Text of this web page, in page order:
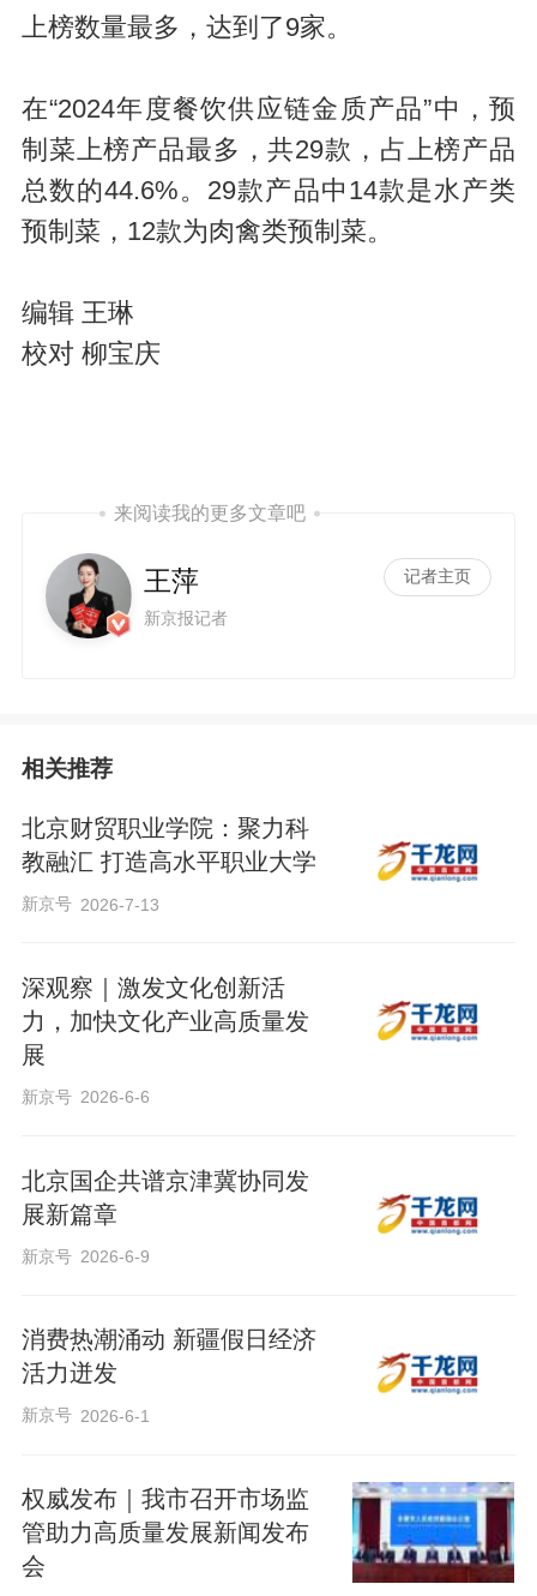
上榜数量最多，达到了9家。
在“2024年度餐饮供应链金质产品”中，预
制菜上榜产品最多，共29款，占上榜产品
总数的44.6%。29款产品中14款是水产类
预制菜，12款为肉禽类预制菜。
编辑 王琳
校对 柳宝庆
来阅读我的更多文章吧
王萍
新京报记者
记者主页
相关推荐
北京财贸职业学院：聚力科
教融汇 打造高水平职业大学
新京号 2026-7-13
深观察｜激发文化创新活
力，加快文化产业高质量发
展
新京号 2026-6-6
北京国企共谱京津冀协同发
展新篇章
新京号 2026-6-9
消费热潮涌动 新疆假日经济
活力迸发
新京号 2026-6-1
权威发布｜我市召开市场监
管助力高质量发展新闻发布
会